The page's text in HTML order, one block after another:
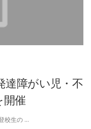
達障がい児・不
開催
校生の …